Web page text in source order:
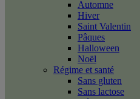
Automne
Hiver
Saint Valentin
Pâques
Halloween
Noël
Régime et santé
Sans gluten
Sans lactose